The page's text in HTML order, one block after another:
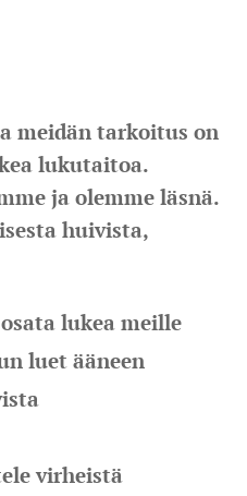
meidän tarkoitus on
lukutaitoa.
ja olemme läsnä.
huivista,
lukea meille
luet ääneen
virheistä